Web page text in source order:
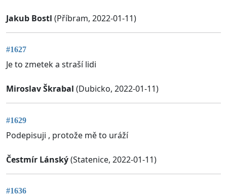
Jakub Bostl (Příbram, 2022-01-11)
#1627
Je to zmetek a straší lidi
Miroslav Škrabal (Dubicko, 2022-01-11)
#1629
Podepisuji , protože mě to uráží
Čestmír Lánský(Statenice, 2022-01-11)
#1636